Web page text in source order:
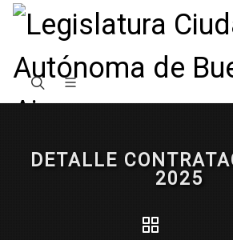
DETALLE
2025